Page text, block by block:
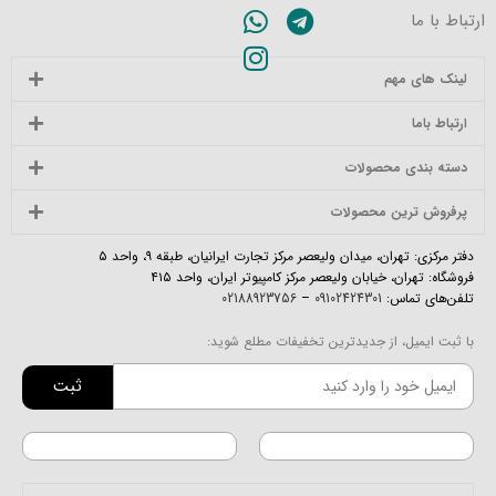
ارتباط با ما
لینک های مهم
ارتباط باما
دسته بندی محصولات
پرفروش ترین محصولات
دفتر مرکزی: تهران، میدان ولیعصر مرکز تجارت ایرانیان، طبقه ۹، واحد ۵
فروشگاه: تهران، خیابان ولیعصر مرکز کامپیوتر ایران، واحد ۴۱۵
تلفن‌های تماس: 09102424301
–
02188923756
با ثبت ایمیل، از جدیدترین تخفیفات مطلع شوید:
ثبت